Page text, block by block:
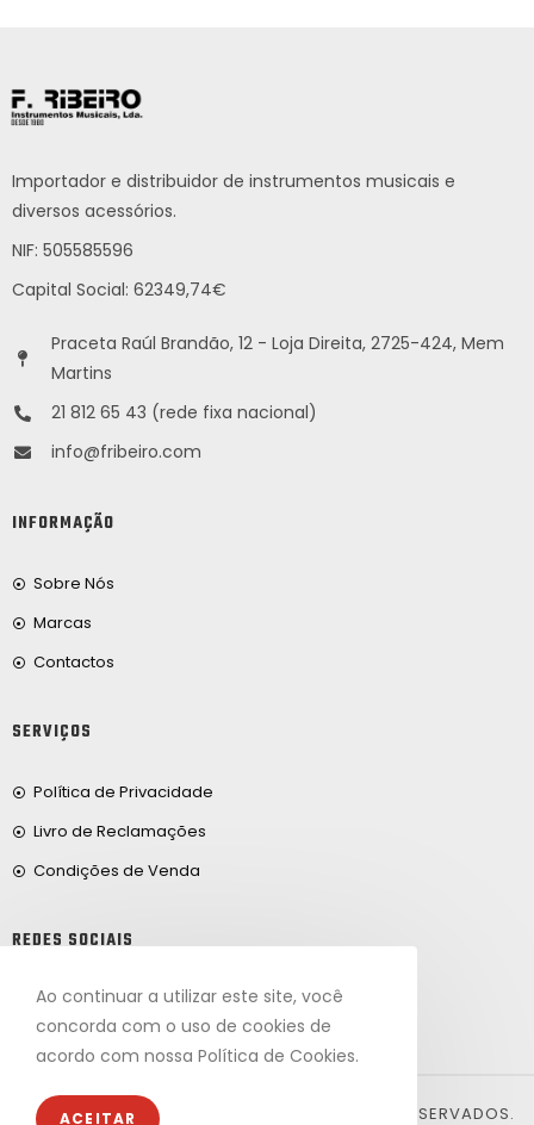
Importador e distribuidor de instrumentos musicais e
diversos acessórios.
NIF: 505585596
Capital Social: 62349,74€
Praceta Raúl Brandão, 12 - Loja Direita, 2725-424, Mem
Martins
21 812 65 43 (rede fixa nacional)
info@fribeiro.com
INFORMAÇÃO
Sobre Nós
Marcas
Contactos
SERVIÇOS
Política de Privacidade
Livro de Reclamações
Condições de Venda
REDES SOCIAIS
Facebook
© 2024, FRIBEIRO.COM. TODOS OS DIREITOS RESERVADOS.
Ao continuar a utilizar este site, você
concorda com o uso de cookies de
acordo com nossa Política de Cookies.
ACEITAR